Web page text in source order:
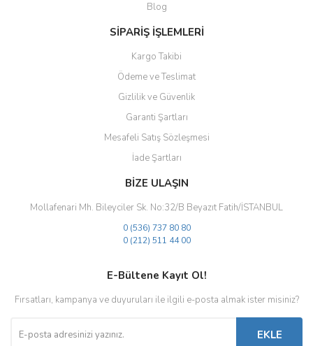
Blog
SİPARİŞ İŞLEMLERİ
Kargo Takibi
Ödeme ve Teslimat
Gizlilik ve Güvenlik
Garanti Şartları
Mesafeli Satış Sözleşmesi
İade Şartları
BİZE ULAŞIN
Mollafenari Mh. Bileyciler Sk. No:32/B Beyazıt Fatih/İSTANBUL
0 (536) 737 80 80
0 (212) 511 44 00
E-Bültene Kayıt Ol!
Fırsatları, kampanya ve duyuruları ile ilgili e-posta almak ister misiniz?
EKLE